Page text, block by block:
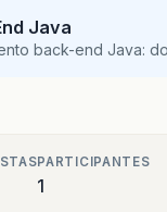
ClassLoader
Java
back-end Java:
PARTICIPANTES
1